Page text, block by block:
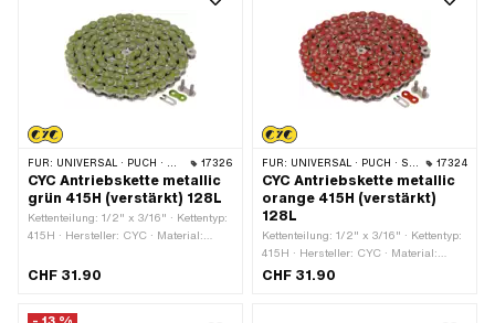
FÜR: UNIVERSAL · PUCH · SACHS · PONY / CILO (BETA 521 & 512) · ZÜNDAPP BELMONDO · TOMOS · BYE BIKE 17326
CYC Antriebskette metallic
grün 415H (verstärkt) 128L
Kettenteilung: 1/2" x 3/16" · Kettentyp:
415H · Hersteller: CYC · Material:
Kettenglieder: 128 Stk. · Abrollumfang:
CHF 31.90
FÜR: UNIVERSAL · PUCH · SACHS · PONY / CILO (BETA 521 & 512) · ZÜNDAPP BELMONDO · TOMOS · BYE BIKE 17324
CYC Antriebskette metallic
orange 415H (verstärkt)
128L
Kettenteilung: 1/2" x 3/16" · Kettentyp:
415H · Hersteller: CYC · Material:
Stahl · Farbe: orange · Anzahl
CHF 31.90